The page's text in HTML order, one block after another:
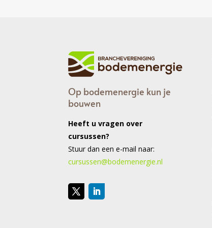
Op bodemenergie kun je
bouwen
Heeft u vragen over
cursussen?
Stuur dan een e-mail naar:
cursussen@bodemenergie.nl